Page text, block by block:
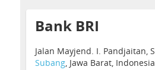
Bank BRI
Jalan Mayjend. I. Pandjaitan,
Subang, Jawa Barat,